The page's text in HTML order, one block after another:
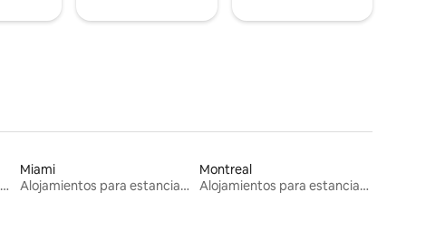
Alojamientos para estancias largas
Miami
Alojamientos para estancias largas
Montreal
Alojamientos para estancias largas